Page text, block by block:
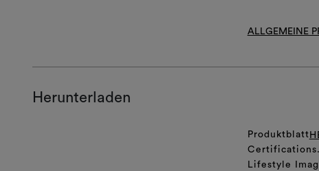
ALLGEMEINE
Herunterladen
Produktblatt
Lifestyle